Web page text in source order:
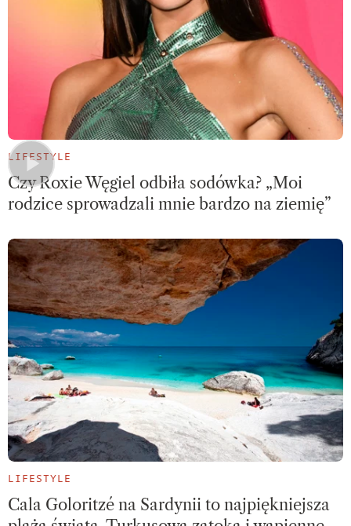
LIFESTYLE
Czy Roxie Węgiel odbiła sodówka? „Moi
rodzice sprowadzali mnie bardzo na ziemię”
LIFESTYLE
Cala Goloritzé na Sardynii to najpiękniejsza